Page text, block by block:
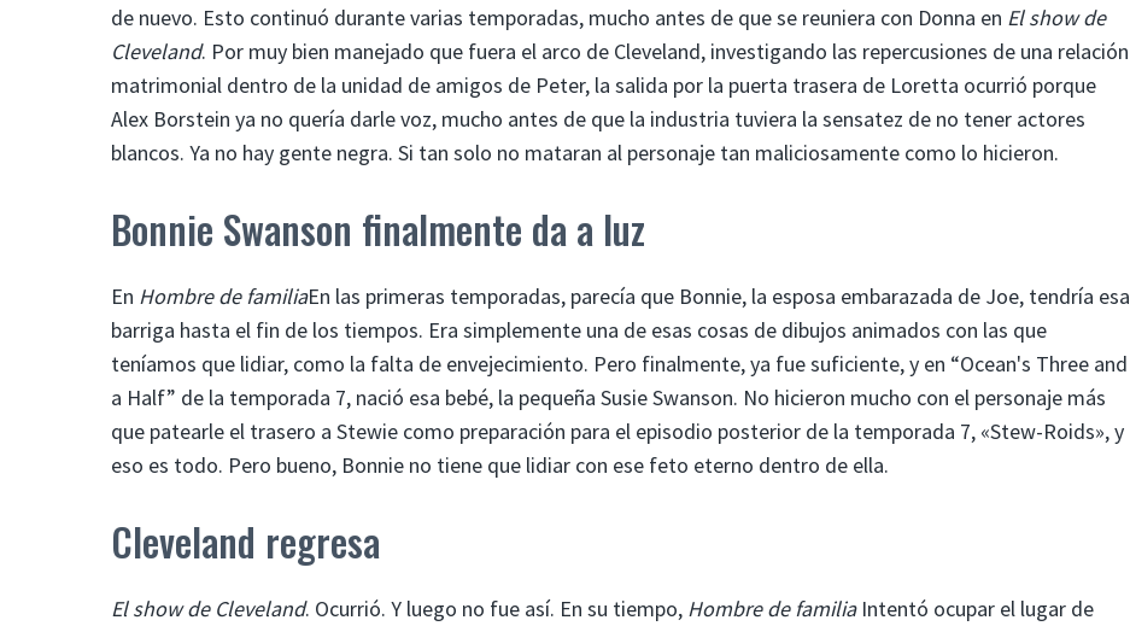
de nuevo. Esto continuó durante varias temporadas, mucho antes de que se reuniera con Donna en El show de
Cleveland. Por muy bien manejado que fuera el arco de Cleveland, investigando las repercusiones de una relación
matrimonial dentro de la unidad de amigos de Peter, la salida por la puerta trasera de Loretta ocurrió porque
Alex Borstein ya no quería darle voz, mucho antes de que la industria tuviera la sensatez de no tener actores
blancos. Ya no hay gente negra. Si tan solo no mataran al personaje tan maliciosamente como lo hicieron.
Bonnie Swanson finalmente da a luz
En Hombre de familiaEn las primeras temporadas, parecía que Bonnie, la esposa embarazada de Joe, tendría esa
barriga hasta el fin de los tiempos. Era simplemente una de esas cosas de dibujos animados con las que
teníamos que lidiar, como la falta de envejecimiento. Pero finalmente, ya fue suficiente, y en “Ocean's Three and
a Half” de la temporada 7, nació esa bebé, la pequeña Susie Swanson. No hicieron mucho con el personaje más
que patearle el trasero a Stewie como preparación para el episodio posterior de la temporada 7, «Stew-Roids», y
eso es todo. Pero bueno, Bonnie no tiene que lidiar con ese feto eterno dentro de ella.
Cleveland regresa
El show de Cleveland. Ocurrió. Y luego no fue así. En su tiempo, Hombre de familia Intentó ocupar el lugar de